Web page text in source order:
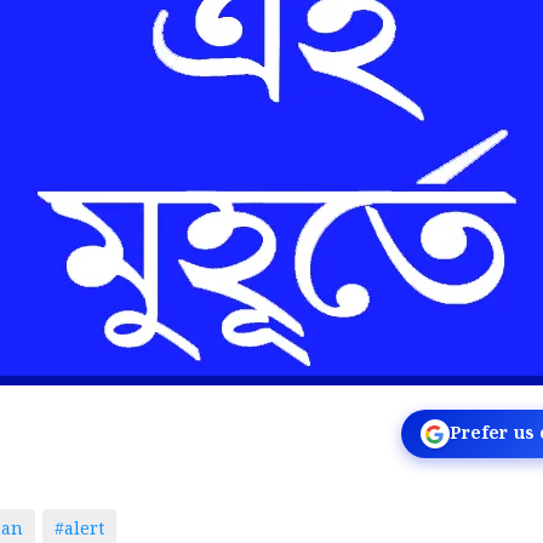
Prefer us
#alert